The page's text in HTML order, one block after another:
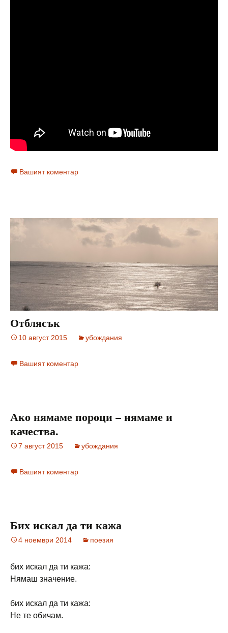
Вашият коментар
Отблясък
10 август 2015 убождания
Вашият коментар
Ако нямаме пороци – нямаме и
качества.
7 август 2015 убождания
Вашият коментар
Бих искал да ти кажа
4 ноември 2014 поезия
бих искал да ти кажа:
Нямаш значение.
бих искал да ти кажа:
Не те обичам.